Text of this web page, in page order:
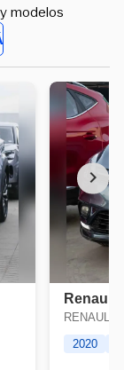
modelos